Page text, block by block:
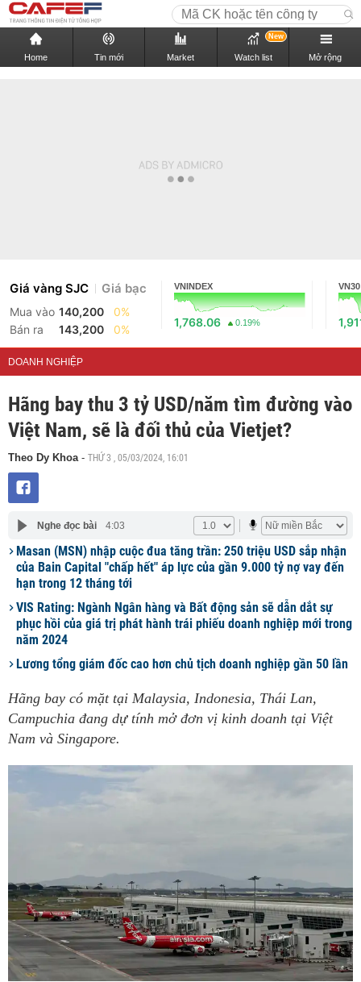
Home Tin mới Market Watch list
New
Mở rộng
Giá vàng SJC Giá bạc
Mua vào 140,200
0%
Bán ra
143,200 0%
VNINDEX
1,768.06 0.19%
VN30
DOANH NGHIỆP
Hãng bay thu 3 tỷ USD/năm tìm đường vào
Việt Nam, sẽ là đối thủ của Vietjet?
Theo Dy Khoa- THỨ 3 , 05/03/2024, 16:01
Nghe đọc bài 4:03
Masan (MSN) nhập cuộc đua tăng trần: 250 triệu USD sắp nhận
của Bain Capital "chấp hết" áp lực của gần 9.000 tỷ nợ vay đến
hạn trong 12 tháng tới
VIS Rating: Ngành Ngân hàng và Bất động sản sẽ dẫn dắt sự
phục hồi của giá trị phát hành trái phiếu doanh nghiệp mới trong
năm 2024
Lương tổng giám đốc cao hơn chủ tịch doanh nghiệp gần 50 lần
Hãng bay có mặt tại Malaysia, Indonesia, Thái Lan,
Campuchia đang dự tính mở đơn vị kinh doanh tại Việt
Nam và Singapore.